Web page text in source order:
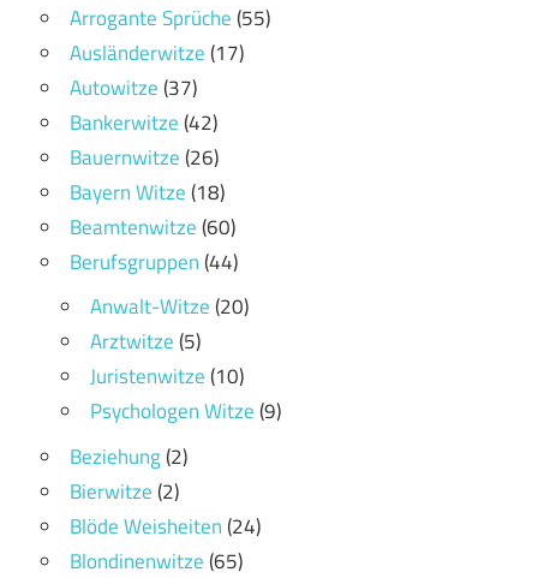
Arrogante Sprüche(55)
Ausländerwitze(17)
Autowitze(37)
Bankerwitze(42)
Bauernwitze(26)
Bayern Witze(18)
Beamtenwitze(60)
Berufsgruppen(44)
Anwalt-Witze(20)
Arztwitze(5)
Juristenwitze(10)
Psychologen Witze(9)
Beziehung(2)
Bierwitze(2)
Blöde Weisheiten(24)
Blondinenwitze(65)